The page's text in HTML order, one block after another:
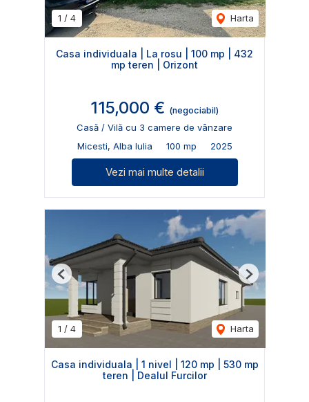
1 / 4 Harta
Casa individuala | La rosu | 100 mp | 432
mp teren | Orizont
115,000 € (negociabil)
Casă / Vilă cu 3 camere de vânzare
Micesti, Alba Iulia
100 mp 2025
Vezi mai multe detalii
1 / 4 Harta
Previous Next
Casa individuala | 1 nivel | 120 mp | 530 mp
teren | Dealul Furcilor